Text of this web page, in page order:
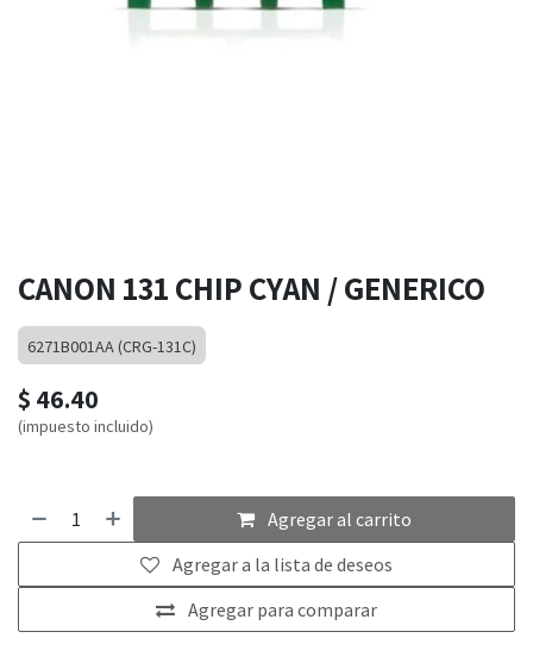
CANON 131 CHIP CYAN / GENERICO
6271B001AA (CRG-131C)
$ 46.40
(impuesto incluido)
Agregar al carrito
Agregar para comparar
Agregar a la lista de deseos